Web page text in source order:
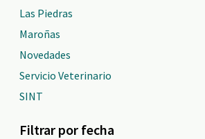
Las Piedras
Maroñas
Novedades
Servicio Veterinario
SINT
Filtrar por fecha